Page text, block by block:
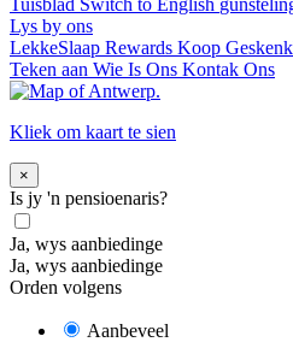
Lys by ons
LekkeSlaap Rewards Koop
Teken aan Wie Is Ons Kontak Ons
Kliek om kaart te sien
×
Is jy 'n pensioenaris?
Ja, wys aanbiedinge
Ja, wys aanbiedinge
Orden volgens
Aanbeveel